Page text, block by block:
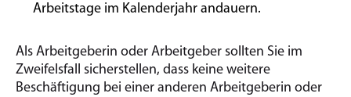
Arbeitstage im Kalenderjahr andauern.
Als Arbeitgeberin oder Arbeitgeber sollten Sie im
Zweifelsfall sicherstellen, dass keine weitere
Beschäftigung bei einer anderen Arbeitgeberin oder